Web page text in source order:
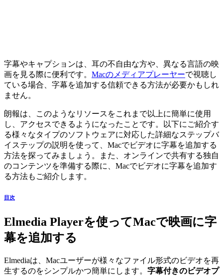
字幕やキャプションは、耳の不自由な方や、異なる言語の映
画を見る際に便利です。 Macのメディアプレーヤーで視聴し
ている場合、字幕を追加する信頼できる方法が必要かもしれ
ません。
朗報は、このようなリソースをこれまで以上に簡単に使用
し、アクセスできるようになったことです。以下にご紹介す
る様々なタイプのソフトウェアに対応した詳細なステップバ
イステップの説明を使って、Macでビデオに字幕を追加する
方法を探ってみましょう。また、オンラインで共有する独自
のコンテンツを準備する際に、Macでビデオに字幕を追加す
る方法もご紹介します。
目次
Elmedia Playerを使ってMacで映画に字
幕を追加する
Elmediaは、Macユーザーが様々なファイル形式のビデオを再
生するのをシンプルかつ簡単にします。 字幕付きのビデオプ